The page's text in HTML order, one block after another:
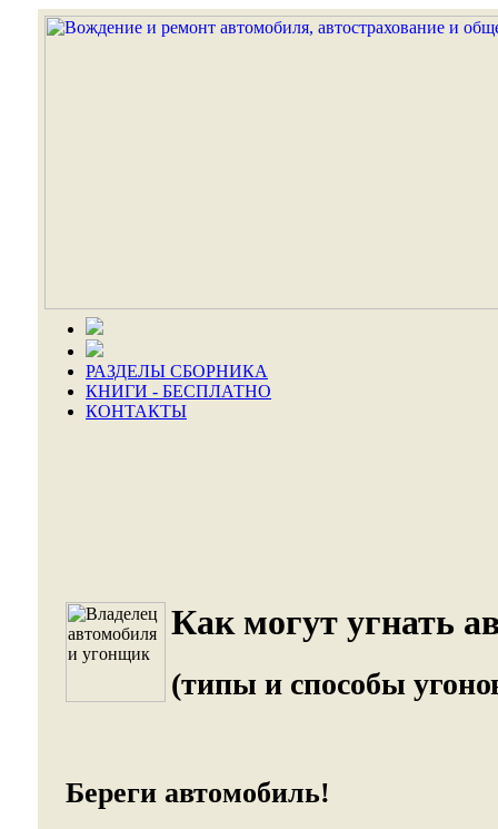
РАЗДЕЛЫ СБОРНИКА
КНИГИ - БЕСПЛАТНО
КОНТАКТЫ
Как могут угнать
(типы и способы
Береги автомобиль!